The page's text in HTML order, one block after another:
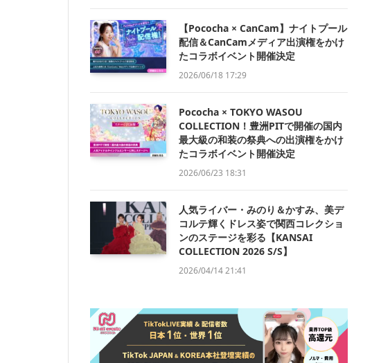
【Pococha × CanCam】ナイトプール
配信＆CanCamメディア出演権をかけ
たコラボイベント開催決定
2026/06/18 17:29
Pococha × TOKYO WASOU
COLLECTION！豊洲PITで開催の国内
最大級の和装の祭典への出演権をかけ
たコラボイベント開催決定
2026/06/23 18:31
人気ライバー・みのり＆かすみ、美デ
コルテ輝くドレス姿で関西コレクショ
ンのステージを彩る【KANSAI
COLLECTION 2026 S/S】
2026/04/14 21:41